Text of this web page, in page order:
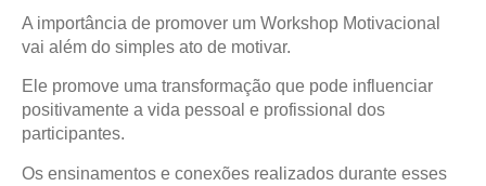
A importância de promover um Workshop Motivacional
vai além do simples ato de motivar.
Ele promove uma transformação que pode influenciar
positivamente a vida pessoal e profissional dos
participantes.
Os ensinamentos e conexões realizados durante esses